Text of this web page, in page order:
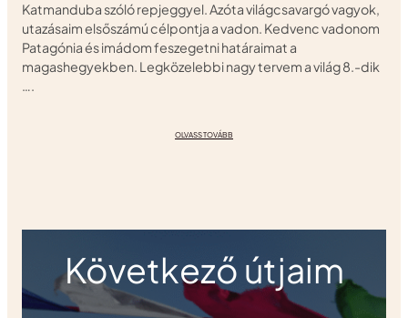
Katmanduba szóló repjeggyel. Azóta világcsavargó vagyok,
utazásaim elsőszámú célpontja a vadon. Kedvenc vadonom
Patagónia és imádom feszegetni határaimat a
magashegyekben. Legközelebbi nagy tervem a világ 8.-dik
….
OLVASS TOVÁBB
Következő útjaim